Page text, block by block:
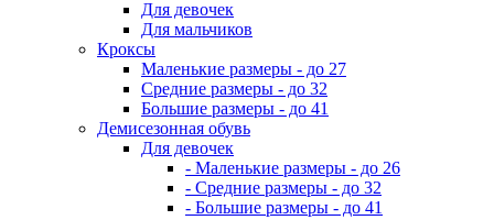
Для девочек
Для мальчиков
Кроксы
Маленькие размеры - до 27
Средние размеры - до 32
Большие размеры - до 41
Демисезонная обувь
Для девочек
- Маленькие размеры - до 26
- Средние размеры - до 32
- Большие размеры - до 41